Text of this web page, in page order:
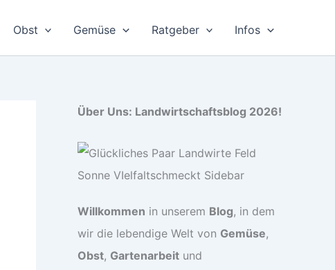
Obst Gemüse Ratgeber Infos
Über Uns: Landwirtschaftsblog 2026!
Willkommen in unserem Blog, in dem
wir die lebendige Welt von Gemüse,
Obst, Gartenarbeit und